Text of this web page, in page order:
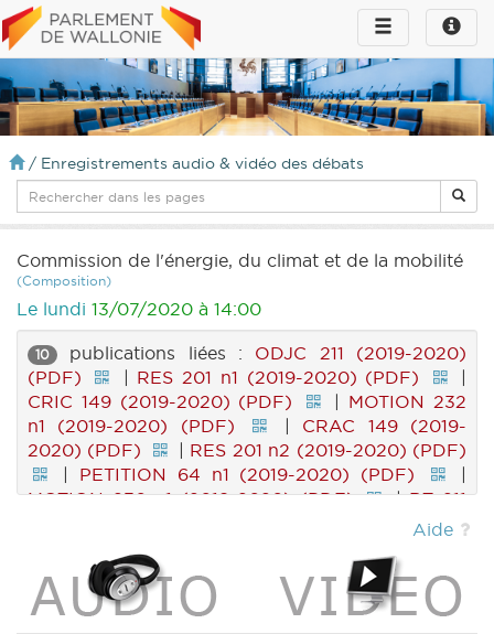
Toggle
infos
Toggle
navigation
/ Enregistrements audio & vidéo des débats
Commission de l'énergie, du climat et de la mobilité
(Composition)
Le lundi 13/07/2020 à 14:00
10 publications liées : ODJC 211 (2019-2020)
(PDF)
| RES 201 n1 (2019-2020) (PDF)
|
CRIC 149 (2019-2020) (PDF)
| MOTION 232
n1 (2019-2020) (PDF)
| CRAC 149 (2019-
2020) (PDF)
| RES 201 n2 (2019-2020) (PDF)
| PETITION 64 n1 (2019-2020) (PDF)
|
MOTION 230 n1 (2019-2020) (PDF)
|BT 211
MOTION 231 n1 (2019-
Aide